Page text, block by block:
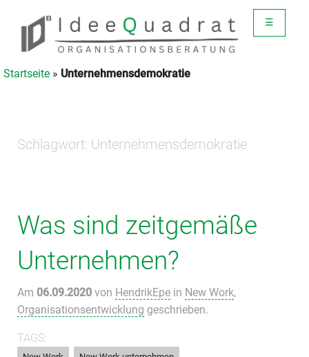
☰
Startseite » Unternehmensdemokratie
Schlagwort: Unternehmensdemokratie
Was sind zeitgemäße
Unternehmen?
Am 06.09.2020 von HendrikEpe in New Work,
Organisationsentwicklung geschrieben.
TAGS: